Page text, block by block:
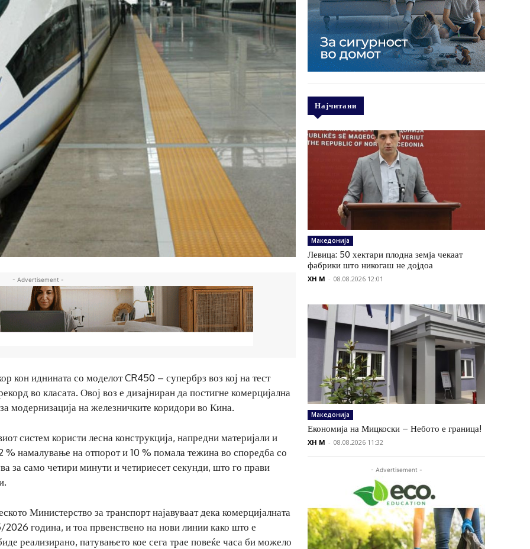
- Advertisement -
кон иднината со моделот CR450 – супербрз воз кој на тест
во класата. Овој воз е дизајниран да постигне комерцијална
модернизација на железничките коридори во Кина.
систем користи лесна конструкција, напредни материјали и
намалување на отпорот и 10 % помала тежина во споредба со
за само четири минути и четириесет секунди, што го прави
Министерство за транспорт најавуваат дека комерцијалната
година, и тоа првенствено на нови линии како што е
реализирано, патувањето кое сега трае повеќе часа би можело
Најчитани
Македонија
Левица: 50 хектари плодна земја чекаат
фабрики што никогаш не дојдоа
XH M - 08.08.2026 12:01
Македонија
Економија на Мицкоски – Небото е граница!
XH M - 08.08.2026 11:32
- Advertisement -